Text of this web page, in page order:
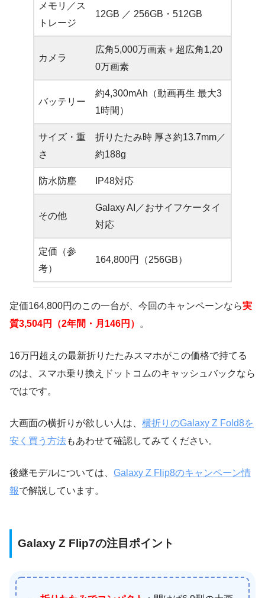
メモリ／ス
トレージ
12GB ／ 256GB・512GB
カメラ
広角5,000万画素＋超広角1,20
0万画素
バッテリー
約4,300mAh（動画再生 最大3
1時間）
サイズ・重
さ
折りたたみ時 厚さ約13.7mm／
約188g
防水防塵 IP48対応
その他
Galaxy AI／おサイフケータイ
対応
定価（参
考）
164,800円（256GB）
定価164,800円のこの一台が、今回のキャンペーンなら実
質3,504円（2年間・月146円）
。
16万円超えの最新折りたたみスマホがこの価格で持てる
のは、スマホ乗り換えドットコムのキャッシュバックなら
ではです。
大画面の横折りが欲しい人は、 横折りのGalaxy Z Fold8を
安く買う方法もあわせて確認してみてください。
後継モデルについては、 Galaxy Z Flip8のキャンペーン情
報で解説しています。
Galaxy Z Flip7の注目ポイント